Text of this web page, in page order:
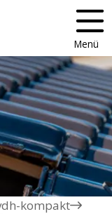
Menü
kompakt